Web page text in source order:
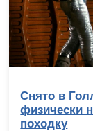
Снято в
физически
походку